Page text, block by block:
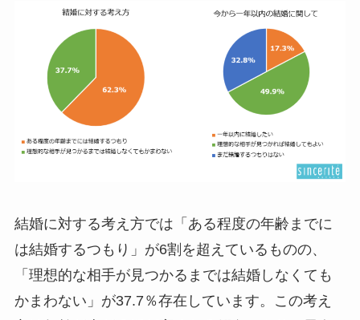
結婚に対する考え方では「ある程度の年齢までに
は結婚するつもり」が6割を超えているものの、
「理想的な相手が見つかるまでは結婚しなくても
かまわない」が37.7％存在しています。この考え